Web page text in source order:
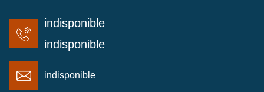
indisponible
indisponible
indisponible